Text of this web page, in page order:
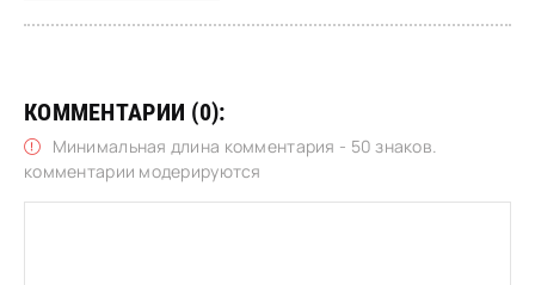
КОММЕНТАРИИ (0):
Минимальная длина комментария - 50 знаков.
комментарии модерируются